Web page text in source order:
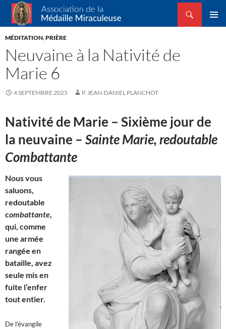
Association de la Médaille Miraculeuse
Recherche
ALLER
AU
MÉDITATION,PRIÈRE
Neuvaine à la Nativité de
Marie 6
4 SEPTEMBRE 2025 P. JEAN-DANIEL PLANCHOT
Nativité de Marie – Sixième jour de
la neuvaine – Sainte Marie, redoutable
Combattante
Nous vous
saluons,
redoutable
combattante,
qui, comme
une armée
rangée en
bataille, avez
seule mis en
fuite l’enfer
tout entier.
De l’évangile